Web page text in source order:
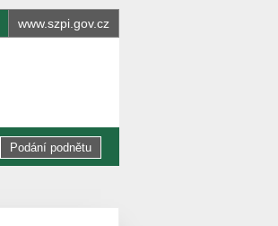
www.szpi.gov.cz
Podání podnětu